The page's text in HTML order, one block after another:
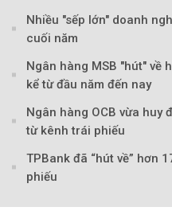
Nhiều "sếp lớn" doanh
cuối năm
Ngân hàng MSB "hút" về
kể từ đầu năm đến nay
Ngân hàng OCB vừa huy
từ kênh trái phiếu
TPBank đã “hút về” hơn
phiếu